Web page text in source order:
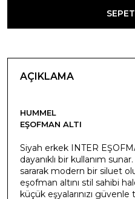
AÇIKLAMA
HUMMEL
EŞOFMAN ALTI
Siyah erkek INTER
dayanıklı bir kullanım
sararak modern bir siluet
eşofman altını stil sahibi
küçük eşyalarınızı güvenle